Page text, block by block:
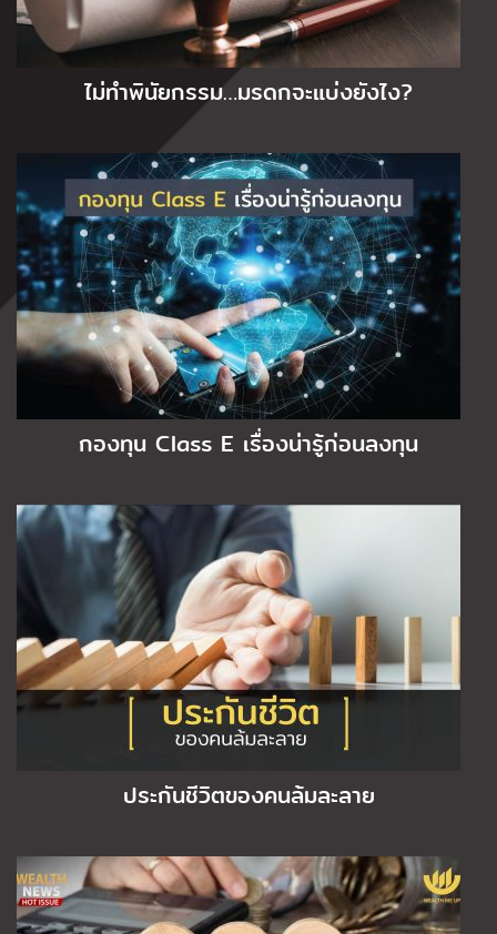
ไม่ทำพินัยกรรม…มรดกจะแบ่งยังไง?
กองทุน Class E เรื่องน่ารู้ก่อนลงทุน
ประกันชีวิตของคนล้มละลาย